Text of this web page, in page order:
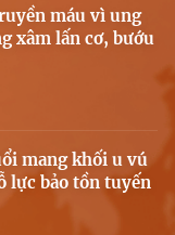
máu vì ung
xâm lấn cơ, bướu
mang khối u vú
lực bảo tồn tuyến